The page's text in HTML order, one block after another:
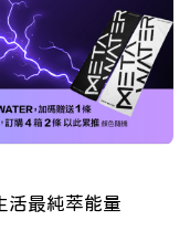
活最純萃能量